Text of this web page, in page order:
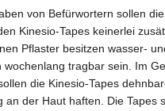
von Befürwortern sollen
Kinesio-Tapes keinerlei
Pflaster besitzen wasser-
wochenlang tragbar sein. Im
die Kinesio-Tapes
an der Haut haften. Die Tapes